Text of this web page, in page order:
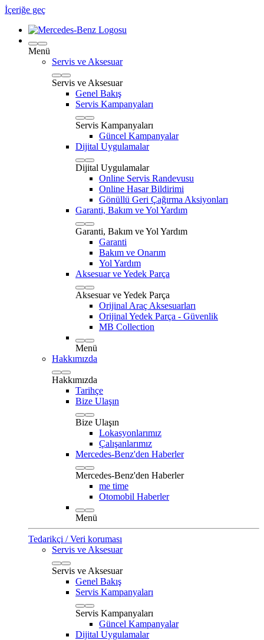
İçeriğe geç
Menü
Servis ve Aksesuar
Servis ve Aksesuar
Genel Bakış
Servis Kampanyaları
Servis Kampanyaları
Güncel Kampanyalar
Dijital Uygulamalar
Dijital Uygulamalar
Online Servis Randevusu
Online Hasar Bildirimi
Gönüllü Geri Çağırma Aksiyonları
Garanti, Bakım ve Yol Yardım
Garanti, Bakım ve Yol Yardım
Garanti
Bakım ve Onarım
Yol Yardım
Aksesuar ve Yedek Parça
Aksesuar ve Yedek Parça
Orijinal Araç Aksesuarları
Orijinal Yedek Parça - Güvenlik
MB Collection
Menü
Hakkımızda
Hakkımızda
Tarihçe
Bize Ulaşın
Bize Ulaşın
Lokasyonlarımız
Çalışanlarımız
Mercedes-Benz'den Haberler
Mercedes-Benz'den Haberler
me time
Otomobil Haberler
Menü
Tedarikçi / Veri koruması
Servis ve Aksesuar
Servis ve Aksesuar
Genel Bakış
Servis Kampanyaları
Servis Kampanyaları
Güncel Kampanyalar
Dijital Uygulamalar